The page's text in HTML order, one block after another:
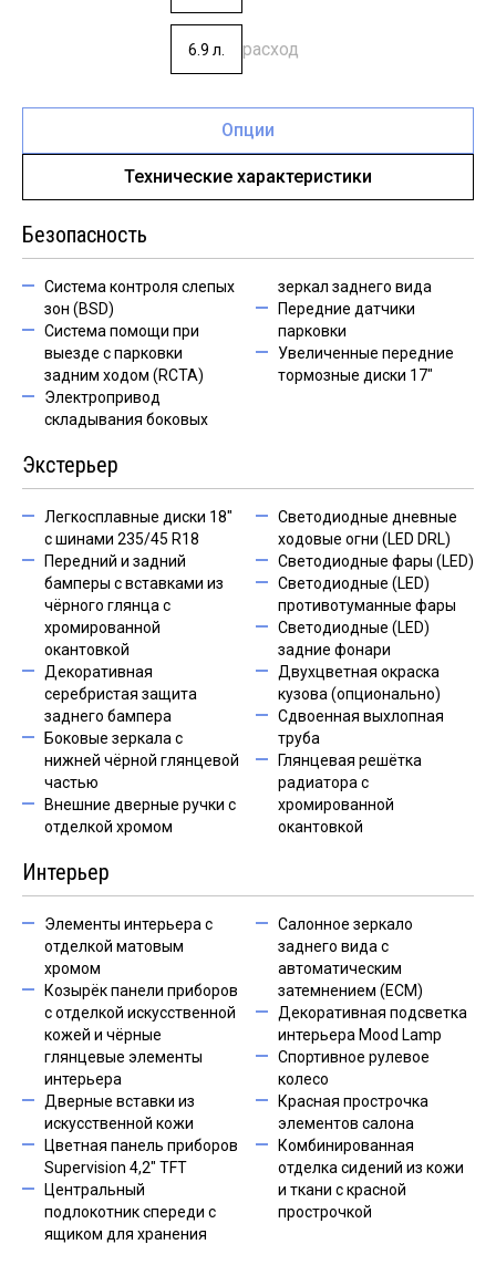
6.9 л. расход
Опции
Технические характеристики
Безопасность
Система контроля слепых
зон (BSD)
Система помощи при
выезде с парковки
задним ходом (RCTA)
Электропривод
складывания боковых
зеркал заднего вида
Передние датчики
парковки
Увеличенные передние
тормозные диски 17"
Экстерьер
Легкосплавные диски 18"
с шинами 235/45 R18
Передний и задний
бамперы с вставками из
чёрного глянца c
хромированной
окантовкой
Декоративная
серебристая защита
заднего бампера
Боковые зеркала с
нижней чёрной глянцевой
частью
Внешние дверные ручки с
отделкой хромом
Светодиодные дневные
ходовые огни (LED DRL)
Светодиодные фары (LED)
Светодиодные (LED)
противотуманные фары
Светодиодные (LED)
задние фонари
Двухцветная окраска
кузова (опционально)
Сдвоенная выхлопная
труба
Глянцевая решётка
радиатора с
хромированной
окантовкой
Интерьер
Элементы интерьера с
отделкой матовым
хромом
Козырёк панели приборов
с отделкой искусственной
кожей и чёрные
глянцевые элементы
интерьера
Дверные вставки из
искусственной кожи
Цветная панель приборов
Supervision 4,2" TFT
Центральный
подлокотник спереди с
ящиком для хранения
Салонное зеркало
заднего вида с
автоматическим
затемнением (ECM)
Декоративная подсветка
интерьера Mood Lamp
Спортивное рулевое
колесо
Красная прострочка
элементов салона
Комбинированная
отделка сидений из кожи
и ткани с красной
прострочкой